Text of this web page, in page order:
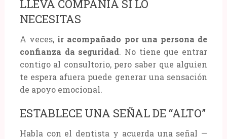
LLEVA COMPAÑÍA SI LO
NECESITAS
A veces, ir acompañado por una persona de
confianza da seguridad. No tiene que entrar
contigo al consultorio, pero saber que alguien
te espera afuera puede generar una sensación
de apoyo emocional.
ESTABLECE UNA SEÑAL DE “ALTO”
Habla con el dentista y acuerda una señal —